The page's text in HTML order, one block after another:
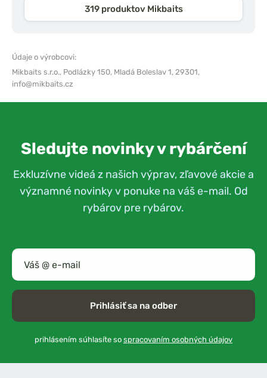
319 produktov Mikbaits
Údaje o výrobcovi:
Mikbaits s.r.o., Podlázky 150, Mladá Boleslav 1, 29301,
info@mikbaits.cz
Sledujte novinky v rybárčení
Exkluzívne videá z našich výprav, zľavové akcie a
významné novinky v ponuke na váš e-mail. Od
rybárov pre rybárov.
Prihlásiť sa na odber
prihlásením súhlasíte so spracovaním osobných údajov